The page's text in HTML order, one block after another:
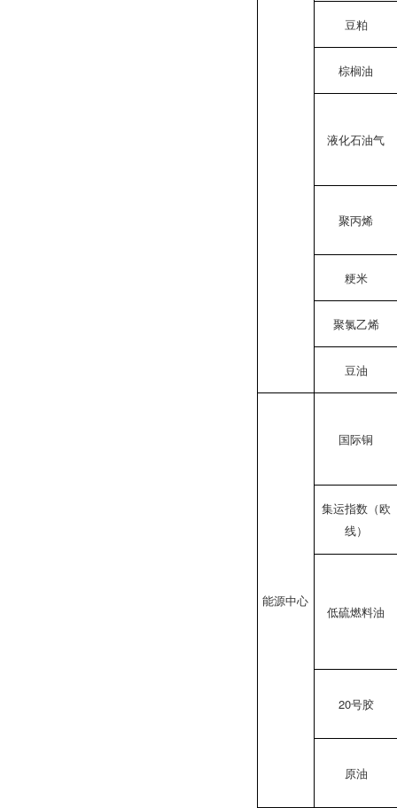
豆粕
棕榈油
液化石油气
聚丙烯
粳米
聚氯乙烯
豆油
能源中心
国际铜
集运指数（欧
线）
低硫燃料油
20号胶
原油